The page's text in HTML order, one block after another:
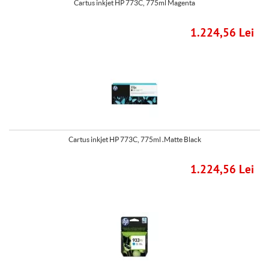
Cartus inkjet HP 773C, 775ml Magenta
1.224,56 Lei
Cartus inkjet HP 773C, 775ml .Matte Black
1.224,56 Lei